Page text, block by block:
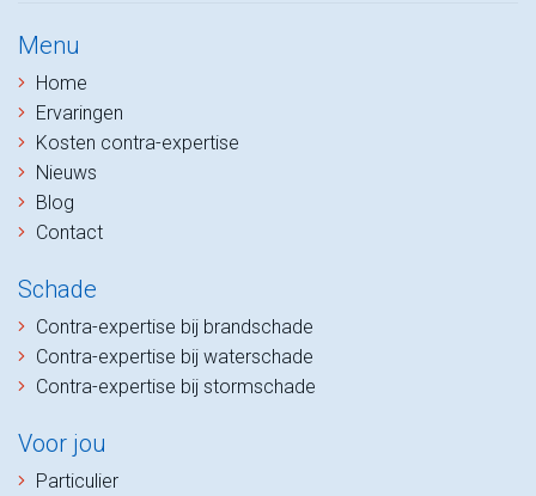
Menu
Home
Ervaringen
Kosten contra-expertise
Nieuws
Blog
Contact
Schade
Contra-expertise bij brandschade
Contra-expertise bij waterschade
Contra-expertise bij stormschade
Voor jou
Particulier